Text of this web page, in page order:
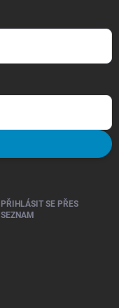
PŘIHLÁSIT SE PŘES
SEZNAM